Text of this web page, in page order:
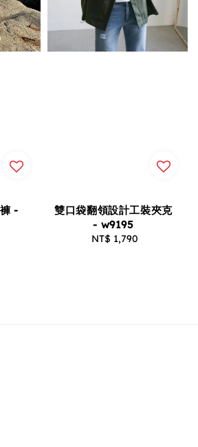
-
雙口袋翻領設計工裝夾克
- w9195
Regular
NT$ 1,790